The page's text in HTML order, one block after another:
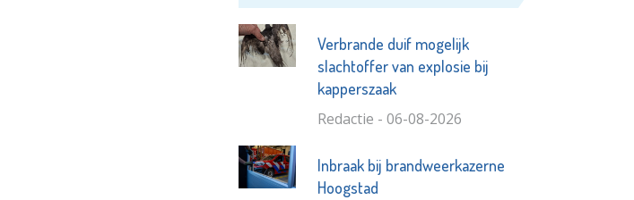
Verbrande duif mogelijk
slachtoffer van explosie bij
kapperszaak
Redactie - 06-08-2026
Inbraak bij brandweerkazerne
Hoogstad